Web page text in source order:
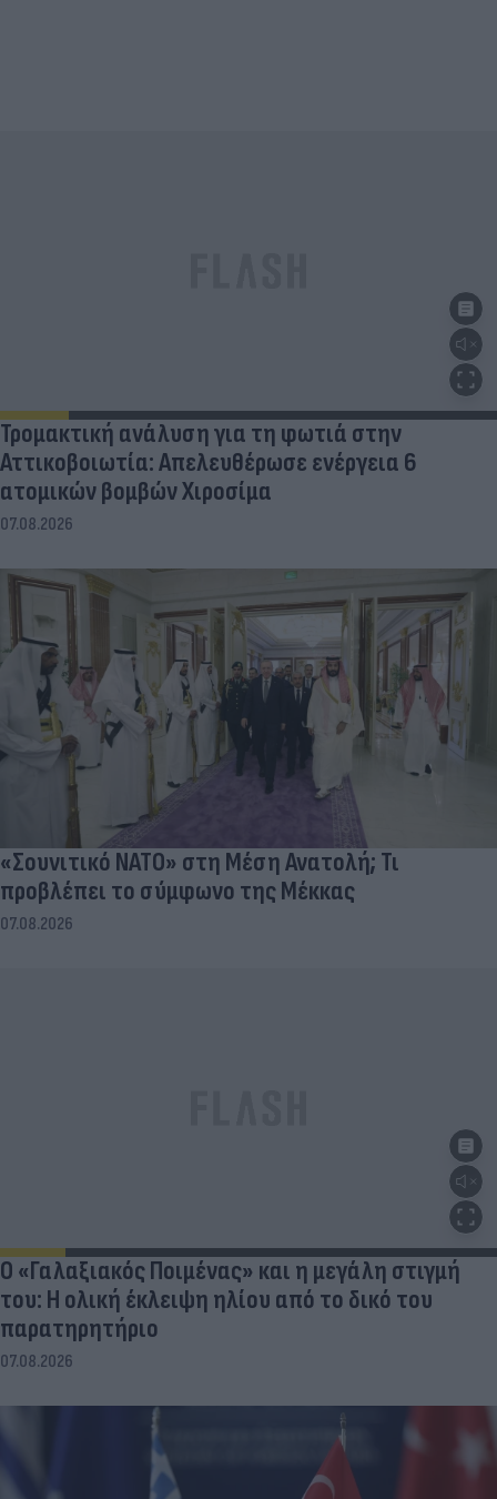
Τρομακτική ανάλυση για τη φωτιά στην
Αττικοβοιωτία: Απελευθέρωσε ενέργεια 6
ατομικών βομβών Χιροσίμα
07.08.2026
«Σουνιτικό ΝΑΤΟ» στη Μέση Ανατολή; Τι
προβλέπει το σύμφωνο της Μέκκας
07.08.2026
Ο «Γαλαξιακός Ποιμένας» και η μεγάλη στιγμή
του: Η ολική έκλειψη ηλίου από το δικό του
παρατηρητήριο
07.08.2026